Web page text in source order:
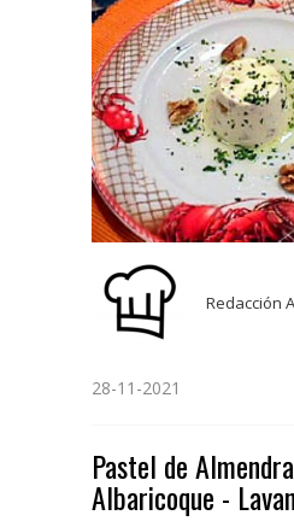
Redacción
28-11-2021
Pastel de
Albaricoque -